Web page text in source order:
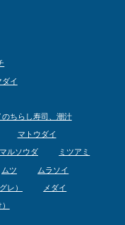
ダイ
のちらし寿司、潮汁
マトウダイ
マルソウダ ミツアミ
ムツ ムラソイ
レ） メダイ